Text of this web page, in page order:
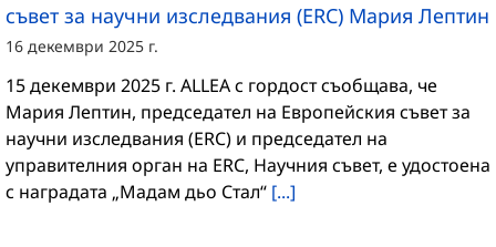
съвет за научни изследвания (ERC) Мария Лептин
16 декември 2025 г.
15 декември 2025 г. ALLEA с гордост съобщава, че
Мария Лептин, председател на Европейския съвет за
научни изследвания (ERC) и председател на
управителния орган на ERC, Научния съвет, е удостоена
с наградата „Мадам дьо Стал“ [...]